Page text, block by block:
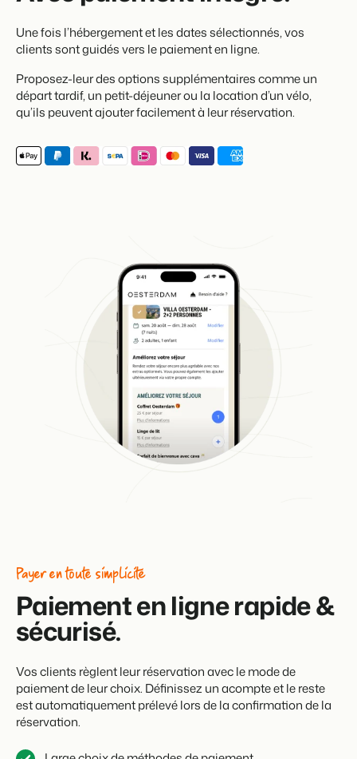
Une fois l’hébergement et les dates sélectionnés, vos
clients sont guidés vers le paiement en ligne.
Proposez-leur des options supplémentaires comme un
départ tardif, un petit-déjeuner ou la location d’un vélo,
qu’ils peuvent ajouter facilement à leur réservation.
Payer en toute simplicité
Paiement en ligne rapide &
sécurisé.
Vos clients règlent leur réservation avec le mode de
paiement de leur choix. Définissez un acompte et le reste
est automatiquement prélevé lors de la confirmation de la
réservation.